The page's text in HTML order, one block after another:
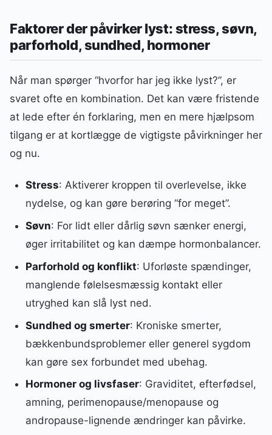
Faktorer der påvirker lyst: stress, søvn,
parforhold, sundhed, hormoner
Når man spørger “hvorfor har jeg ikke lyst?”, er
svaret ofte en kombination. Det kan være fristende
at lede efter én forklaring, men en mere hjælpsom
tilgang er at kortlægge de vigtigste påvirkninger her
og nu.
Stress: Aktiverer kroppen til overlevelse, ikke
nydelse, og kan gøre berøring “for meget”.
Søvn: For lidt eller dårlig søvn sænker energi,
øger irritabilitet og kan dæmpe hormonbalancer.
Parforhold og konflikt: Uforløste spændinger,
manglende følelsesmæssig kontakt eller
utryghed kan slå lyst ned.
Sundhed og smerter: Kroniske smerter,
bækkenbundsproblemer eller generel sygdom
kan gøre sex forbundet med ubehag.
Hormoner og livsfaser: Graviditet, efterfødsel,
amning, perimenopause/menopause og
andropause-lignende ændringer kan påvirke.